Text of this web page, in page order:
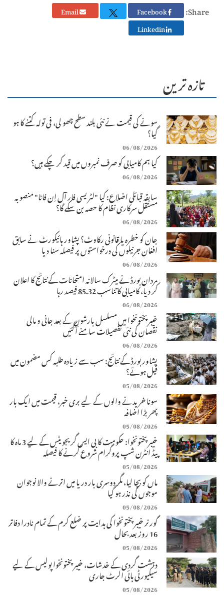
Share:
Email
Linkedin
تازہ ترین
سونے کی قیمت نے نئی بلند سطح چھو لی، فی تولہ کتنے کا ہو
گیا؟
06/08/2026
کیا ہم کامیابی کو صرف نمبروں میں قید کر چکے ہیں؟
06/08/2026
سابقہ قبائلی اضلاع: کیا "لٹریسی فار آل اِن فاٹا" منصوبہ
مستقل سرکاری نظام کا حصہ بن سکے گا؟
06/08/2026
جان کو خطرہ یا قانونی رکاوٹ؟ پشاور ہائیکورٹ نے سابق
افغان جرنیلوں کی درخواستوں پر فیصلہ سنا دیا
06/08/2026
مردان بورڈ نے میٹرک سالانہ امتحانات کے نتائج کا اعلان
کر دیا، کامیابی کا تناسب 85.32 فیصد رہا
06/08/2026
خیبرپختونخوا میں مسلسل بارشوں کے بعد جانی و مالی
نقصان کی نئی تفصیلات سامنے آگئیں
06/08/2026
پشاور بورڈ کے نتائج: سب سے زیادہ طلبہ کس مضمون میں
فیل ہوئے؟
05/08/2026
سونا خریدنے والوں کے لیے بری خبر، قیمت میں ایک بار
پھر بڑا اضافہ
05/08/2026
خیبرپختونخوا: حکومت کا بی ایس گریجویٹس کے لیے 3 ماہ کا
پیڈ انٹرن شپ پروگرام شروع کرنے کا فیصلہ
05/08/2026
ماں کو بچا لیا، مگر دوسری بار دریا میں اترنے والا نوجوان
موجوں کی نذر ہو گیا
05/08/2026
گورنر خیبرپختونخوا کی ہدایت پر ضلع کرم کے تمام نادرا دفاتر
16 روز بعد بحال
05/08/2026
دہشت گردی کے خدشات، خیبرپختونخوا پولیس کے لیے
سیکیورٹی ہائی الرٹ جاری
05/08/2026